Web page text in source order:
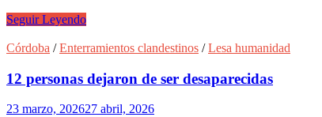
del
Más
Nunca,
Más
Seguir Leyendo
Córdoba /Enterramientos clandestinos /Lesa humanidad
12 personas dejaron de ser desaparecidas
23 marzo, 202627 abril, 2026